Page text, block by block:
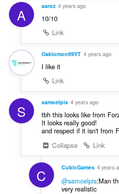
A aaroz 4 years ago
10/10
Link
Oaklomon99YT 4 years ago
I like it
Link
S samoelpis 4 years ago
tbh this looks like from
It looks really good!
and respect if it isn't from
Collapse
Link
C CubicGames 4 years
@samoelpis:Man
very realistic